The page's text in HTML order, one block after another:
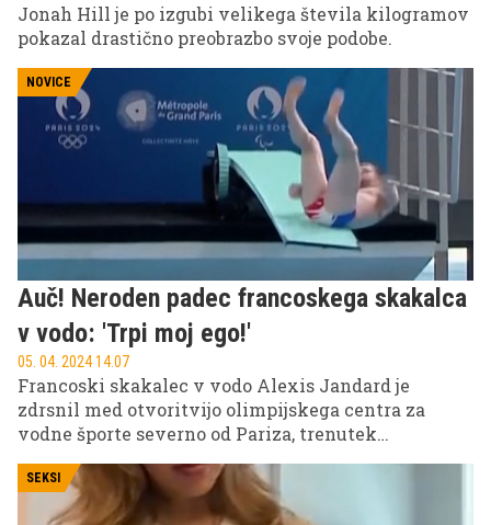
Jonah Hill je po izgubi velikega števila kilogramov
pokazal drastično preobrazbo svoje podobe.
NOVICE
Auč! Neroden padec francoskega skakalca
v vodo: 'Trpi moj ego!'
05. 04. 2024 14.07
Francoski skakalec v vodo Alexis Jandard je
zdrsnil med otvoritvijo olimpijskega centra za
vodne športe severno od Pariza, trenutek
padec je v hipu postal viralen.
SEKSI